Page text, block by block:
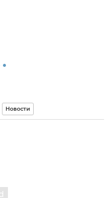
Новости